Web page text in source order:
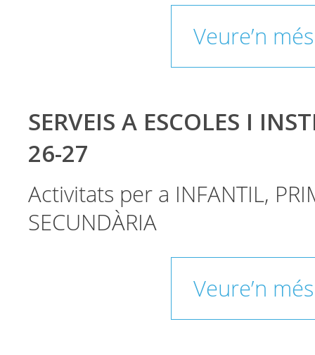
Veure’n més
SERVEIS A ESCOLES I
26-27
Activitats per a INFANTIL,
SECUNDÀRIA
Veure’n més